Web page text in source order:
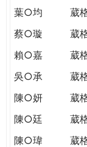
葉○均
葳
蔡○璇
葳
賴○嘉
葳
吳○承
葳
陳○妍
葳
陳○廷
葳
陳○瑋
葳